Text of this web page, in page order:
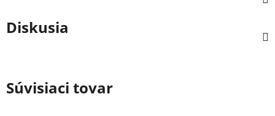
Diskusia
Súvisiaci tovar